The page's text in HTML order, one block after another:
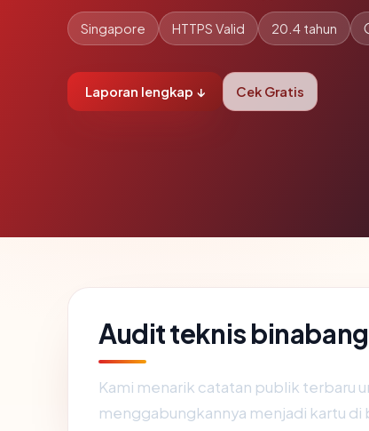
Singapore HTTPS Valid 20.4 tahun
Laporan lengkap ↓ Cek Gratis
Audit teknis
Kami menarik catatan publik terbaru
menggabungkannya menjadi kartu di